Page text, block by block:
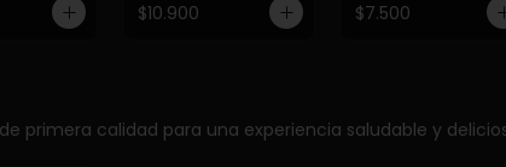
$10.900 $7.500
primera calidad para una experiencia saludable y